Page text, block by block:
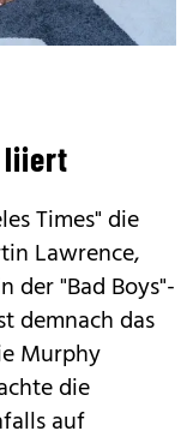
liiert
Times" die
Lawrence,
der "Bad Boys"-
demnach das
Murphy
die
auf